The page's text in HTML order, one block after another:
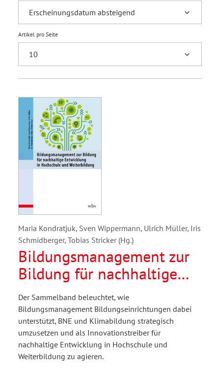
Artikel pro Seite
Maria Kondratjuk, Sven Wippermann, Ulrich Müller, Iris
Schmidberger, Tobias Stricker (Hg.)
Bildungsmanagement zur
Bildung für nachhaltige
Entwicklung in Hochschule
und Weiterbildung
Der Sammelband beleuchtet, wie
Bildungsmanagement Bildungseinrichtungen dabei
unterstützt, BNE und Klimabildung strategisch
umzusetzen und als Innovationstreiber für
nachhaltige Entwicklung in Hochschule und
Weiterbildung zu agieren.